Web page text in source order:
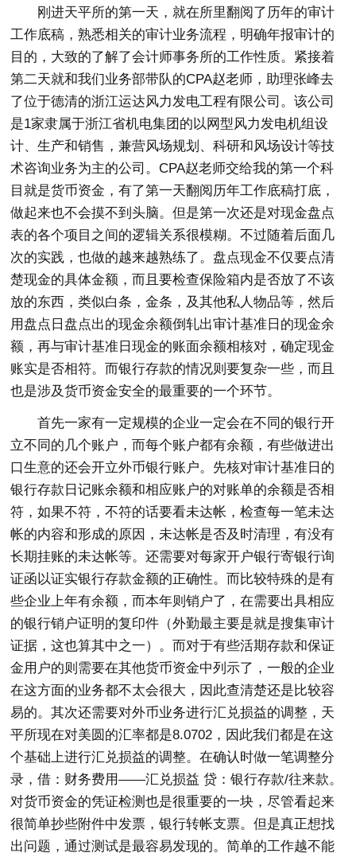
刚进天平所的第一天，就在所里翻阅了历年的审计
工作底稿，熟悉相关的审计业务流程，明确年报审计的
目的，大致的了解了会计师事务所的工作性质。紧接着
第二天就和我们业务部带队的CPA赵老师，助理张峰去
了位于德清的浙江运达风力发电工程有限公司。该公司
是1家隶属于浙江省机电集团的以网型风力发电机组设
计、生产和销售，兼营风场规划、科研和风场设计等技
术咨询业务为主的公司。CPA赵老师交给我的第一个科
目就是货币资金，有了第一天翻阅历年工作底稿打底，
做起来也不会摸不到头脑。但是第一次还是对现金盘点
表的各个项目之间的逻辑关系很模糊。不过随着后面几
次的实践，也做的越来越熟练了。盘点现金不仅要点清
楚现金的具体金额，而且要检查保险箱内是否放了不该
放的东西，类似白条，金条，及其他私人物品等，然后
用盘点日盘点出的现金余额倒轧出审计基准日的现金余
额，再与审计基准日现金的账面余额相核对，确定现金
账实是否相符。而银行存款的情况则要复杂一些，而且
也是涉及货币资金安全的最重要的一个环节。
首先一家有一定规模的企业一定会在不同的银行开
立不同的几个账户，而每个账户都有余额，有些做进出
口生意的还会开立外币银行账户。先核对审计基准日的
银行存款日记账余额和相应账户的对账单的余额是否相
符，如果不符，不符的话要看未达帐，检查每一笔未达
帐的内容和形成的原因，未达帐是否及时清理，有没有
长期挂账的未达帐等。还需要对每家开户银行寄银行询
证函以证实银行存款金额的正确性。而比较特殊的是有
些企业上年有余额，而本年则销户了，在需要出具相应
的银行销户证明的复印件（外勤最主要是就是搜集审计
证据，这也算其中之一）。而对于有些活期存款和保证
金用户的则需要在其他货币资金中列示了，一般的企业
在这方面的业务都不太会很大，因此查清楚还是比较容
易的。其次还需要对外币业务进行汇兑损益的调整，天
平所现在对美圆的汇率都是8.0702，因此我们都是在这
个基础上进行汇兑损益的调整。在确认时做一笔调整分
录，借：财务费用——汇兑损益 贷：银行存款/往来款。
对货币资金的凭证检测也是很重要的一块，尽管看起来
很简单抄些附件中发票，银行转帐支票。但是真正想找
出问题，通过测试是最容易发现的。简单的工作越不能